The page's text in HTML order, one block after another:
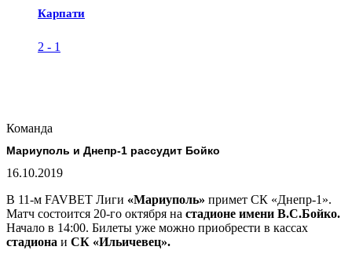
Карпати
2 - 1
Команда
Мариуполь и Днепр-1 рассудит Бойко
16.10.2019
В 11-м FAVBET Лиги «Мариуполь» примет СК «Днепр-1».
Матч состоится 20-го октября на стадионе имени В.С.Бойко.
Начало в 14:00. Билеты уже можно приобрести в кассах
стадиона и СК «Ильичевец».